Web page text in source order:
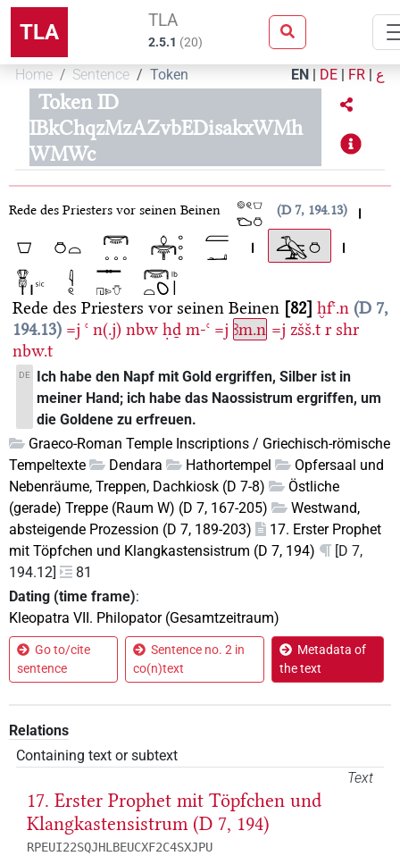
TLA TLA
2.5.1 (20)
Home Sentence Token EN | DE | FR | ع
Token ID
IBkChqzMzAZvbEDisakxWMh
WMWc
Rede des Priesters vor seinen Beinen D 7, 194.13
Rede des Priesters vor seinen Beinen 82 ḫfꜥ.n D 7,
194.13 =j ꜥ n(.j) nbw ḥḏ m-ꜥ =j ꜣm.n =j zšš.t r shr
nbw.t
DE
Ich habe den Napf mit Gold ergriffen, Silber ist in
meiner Hand; ich habe das Naossistrum ergriffen, um
die Goldene zu erfreuen.
Graeco-Roman Temple Inscriptions / Griechisch-römische
Tempeltexte
Dendara Hathortempel
Opfersaal und
Nebenräume, Treppen, Dachkiosk (D 7-8)
Östliche
(gerade) Treppe (Raum W) (D 7, 167-205)
Westwand,
absteigende Prozession (D 7, 189-203)
17. Erster Prophet
mit Töpfchen und Klangkastensistrum (D 7, 194)
[D 7,
194.12]
81
Dating (time frame):
Kleopatra VII. Philopator (Gesamtzeitraum)
Go to/cite
sentence
Sentence no. 2 in
co(n)text
Metadata of
the text
Relations
Containing text or subtext
Text
17. Erster Prophet mit Töpfchen und
Klangkastensistrum (D 7, 194)
RPEUI22SQJHLBEUCXF2C4SXJPU